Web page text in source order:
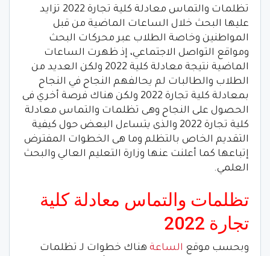
تظلمات والتماس معادلة كلية تجارة 2022 تزايد
عليها البحث خلال الساعات الماضية من قبل
المواطنين وخاصة الطلاب عبر محركات البحث
ومواقع التواصل الاجتماعي، إذ ظهرت الساعات
الماضية نتيجة معادلة كلية 2022 ولكن العديد من
الطلاب والطالبات لم يحالفهم النجاح في النجاح
بمعادلة كلية تجارة 2022 ولكن هناك فرصة أخري فى
الحصول على النجاح وهى تظلمات والتماس معادلة
كلية تجارة 2022 والذى يتساءل البعض حول كيفية
التقديم الخاص بالتظلم وما هى الخطوات المفترض
إتباعها كما أعلنت عنها وزارة التعليم العالي والبحث
العلمي.
تظلمات والتماس معادلة كلية
تجارة 2022
وبحسب موقع الساعة هناك خطوات لـ تظلمات